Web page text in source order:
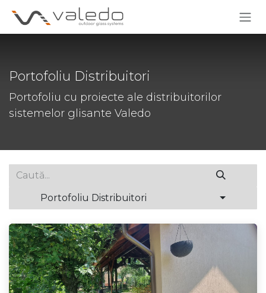
Portofoliu Distribuitori
Portofoliu cu proiecte ale distribuitorilor
sistemelor glisante Valedo
Portofoliu Distribuitori